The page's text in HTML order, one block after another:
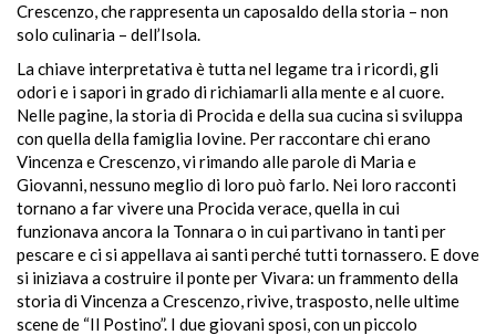
Crescenzo, che rappresenta un caposaldo della storia – non
solo culinaria – dell’Isola.
La chiave interpretativa è tutta nel legame tra i ricordi, gli
odori e i sapori in grado di richiamarli alla mente e al cuore.
Nelle pagine, la storia di Procida e della sua cucina si sviluppa
con quella della famiglia Iovine. Per raccontare chi erano
Vincenza e Crescenzo, vi rimando alle parole di Maria e
Giovanni, nessuno meglio di loro può farlo. Nei loro racconti
tornano a far vivere una Procida verace, quella in cui
funzionava ancora la Tonnara o in cui partivano in tanti per
pescare e ci si appellava ai santi perché tutti tornassero. E dove
si iniziava a costruire il ponte per Vivara: un frammento della
storia di Vincenza a Crescenzo, rivive, trasposto, nelle ultime
scene de “Il Postino”. I due giovani sposi, con un piccolo